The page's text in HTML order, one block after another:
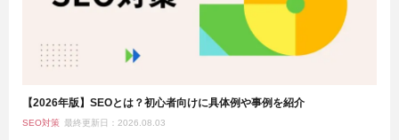
【2026年版】SEOとは？初心者向けに具体例や事例を紹介
SEO対策 最終更新日：2026.08.03